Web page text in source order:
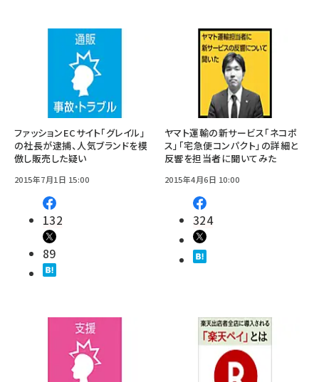
ファッションECサイト「グレイル」
の社長が逮捕、人気ブランドを模
倣し販売した疑い
2015年7月1日 15:00
132
89
ヤマト運輸の新サービス「ネコポ
ス」「宅急便コンパクト」の詳細と
反響を担当者に聞いてみた
2015年4月6日 10:00
324